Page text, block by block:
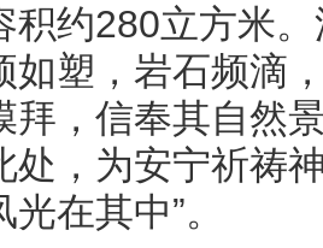
积约280立方米
如塑，岩石频滴
拜，信奉其自然
处，为安宁祈祷
在其中”。